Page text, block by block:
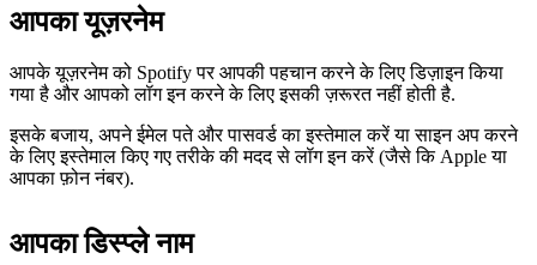
आपका यूज़रनेम
आपके यूज़रनेम को Spotify पर आपकी पहचान करने के लिए डिज़ाइन किया
गया है और आपको लॉग इन करने के लिए इसकी ज़रूरत नहीं होती है.
इसके बजाय, अपने ईमेल पते और पासवर्ड का इस्तेमाल करें या साइन अप करने
के लिए इस्तेमाल किए गए तरीके की मदद से लॉग इन करें (जैसे कि Apple या
आपका फ़ोन नंबर).
आपका डिस्प्ले नाम